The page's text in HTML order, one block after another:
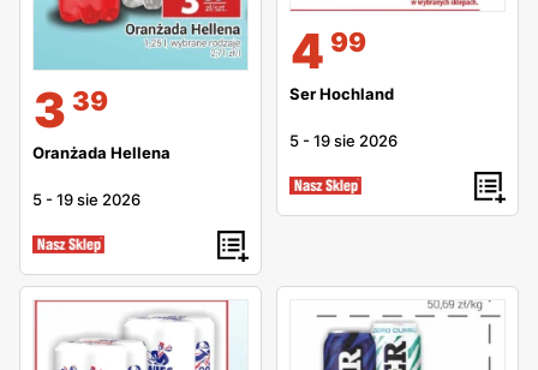
3 39
Oranżada Hellena
5 -19 sie 2026
4 99
Ser Hochland
5 -19 sie 2026